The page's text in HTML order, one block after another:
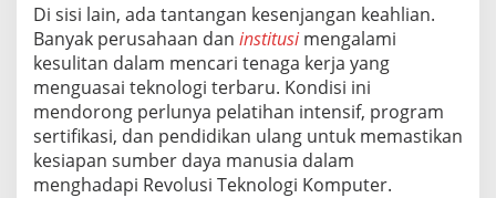
Di sisi lain, ada tantangan kesenjangan keahlian.
Banyak perusahaan dan institusimengalami
kesulitan dalam mencari tenaga kerja yang
menguasai teknologi terbaru. Kondisi ini
mendorong perlunya pelatihan intensif, program
sertifikasi, dan pendidikan ulang untuk memastikan
kesiapan sumber daya manusia dalam
menghadapi Revolusi Teknologi Komputer.